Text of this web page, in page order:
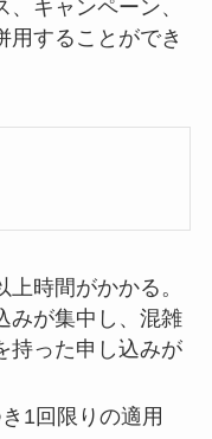
、キャンペーン、
用することができ
時間がかかる。
みが集中し、混雑
持った申し込みが
1回限りの適用